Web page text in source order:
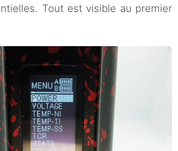
Tout est visible au premier